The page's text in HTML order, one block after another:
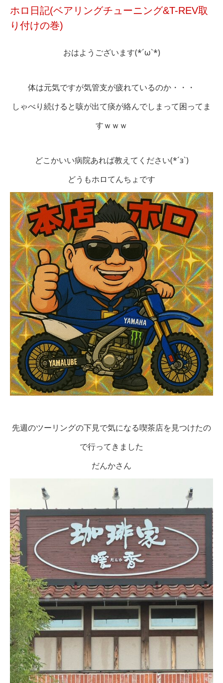
ホロ日記(ベアリングチューニング&T-REV取
り付けの巻)
おはようございます(*´ω`*)
体は元気ですが気管支が疲れているのか・・・
しゃべり続けると咳が出て痰が絡んでしまって困ってま
すｗｗｗ
どこかいい病院あれば教えてください(*´з`)
どうもホロてんちょです
先週のツーリングの下見で気になる喫茶店を見つけたの
で行ってきました
だんかさん